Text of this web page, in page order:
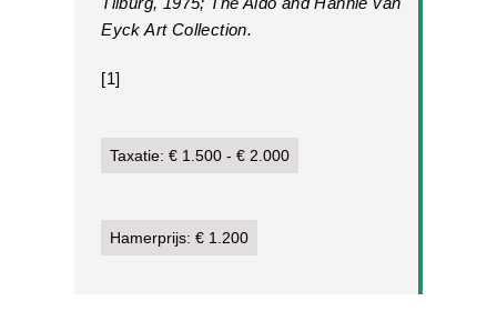
Eyck Art Collection.
[1]
Taxatie: € 1.500 - € 2.000
Hamerprijs: € 1.200